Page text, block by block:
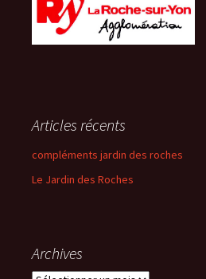
Articles récents
compléments jardin des roches
Le Jardin des Roches
Archives